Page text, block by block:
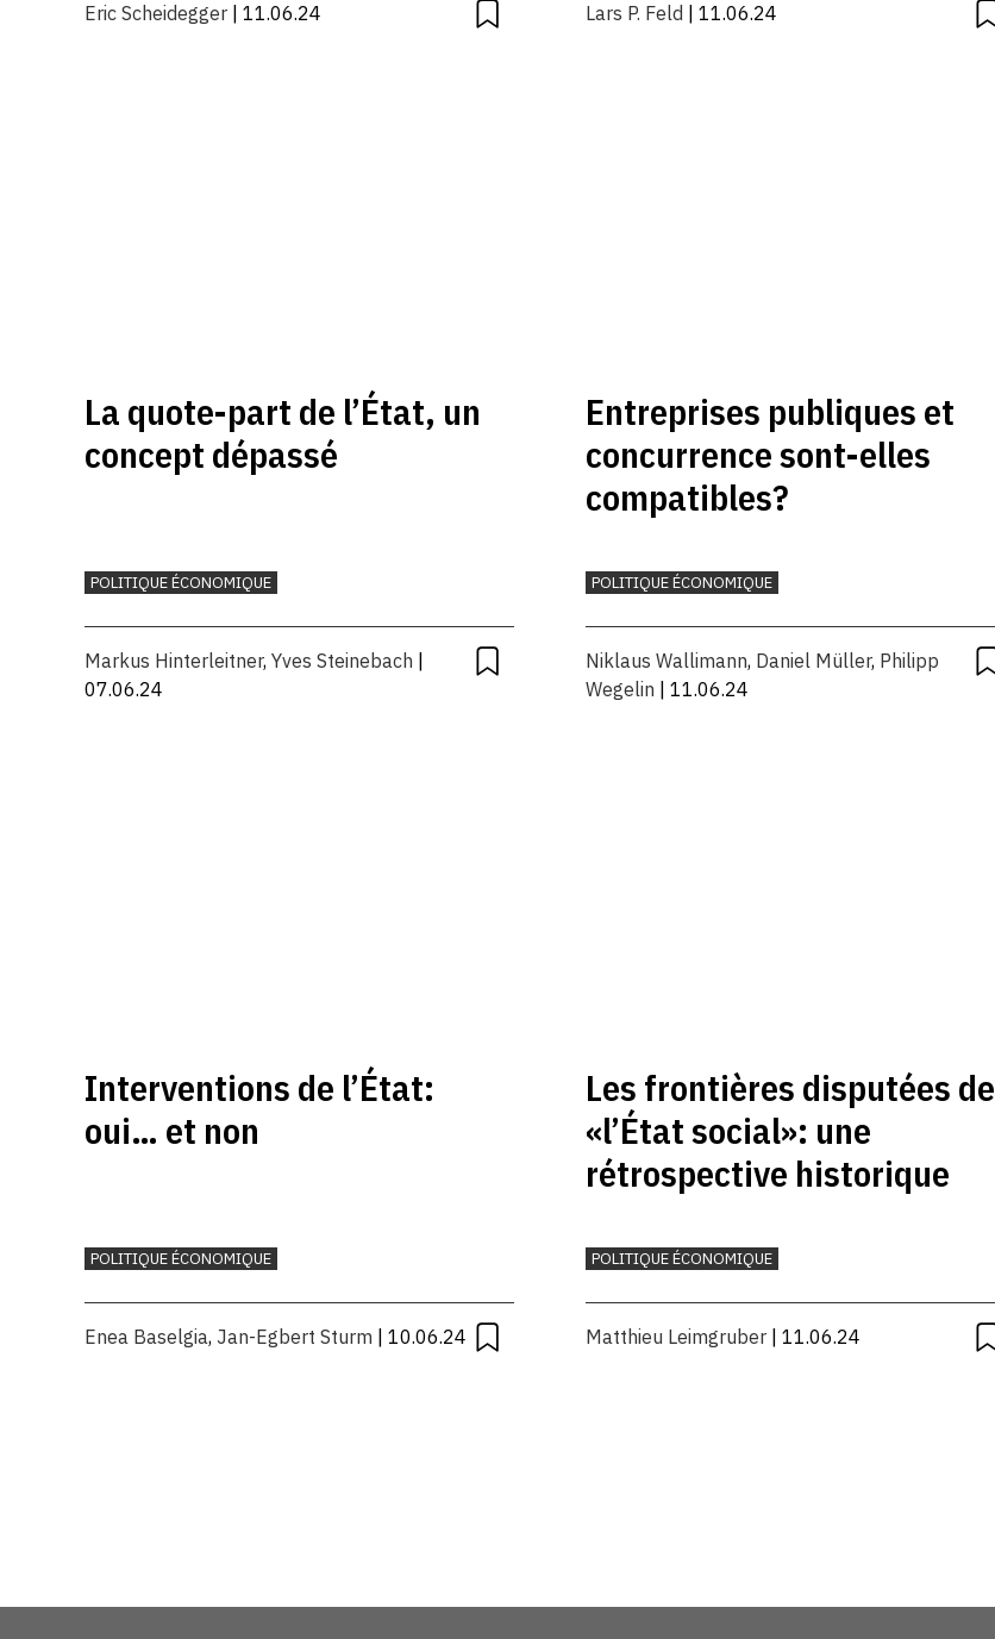
Eric Scheidegger | 11.06.24 Lars P. Feld | 11.06.24
La quote-part de l’État, un
concept dépassé
POLITIQUE ÉCONOMIQUE
Markus Hinterleitner,Yves Steinebach
07.06.24
Entreprises publiques et
concurrence sont-elles
compatibles?
POLITIQUE ÉCONOMIQUE
Niklaus Wallimann, Daniel Müller, Philipp
Wegelin | 11.06.24
Interventions de l’État:
oui… et non
POLITIQUE ÉCONOMIQUE
Enea Baselgia, Jan-Egbert Sturm | 10.06.24
Les frontières disputées de
«l’État social»: une
rétrospective historique
POLITIQUE ÉCONOMIQUE
Matthieu Leimgruber| 11.06.24